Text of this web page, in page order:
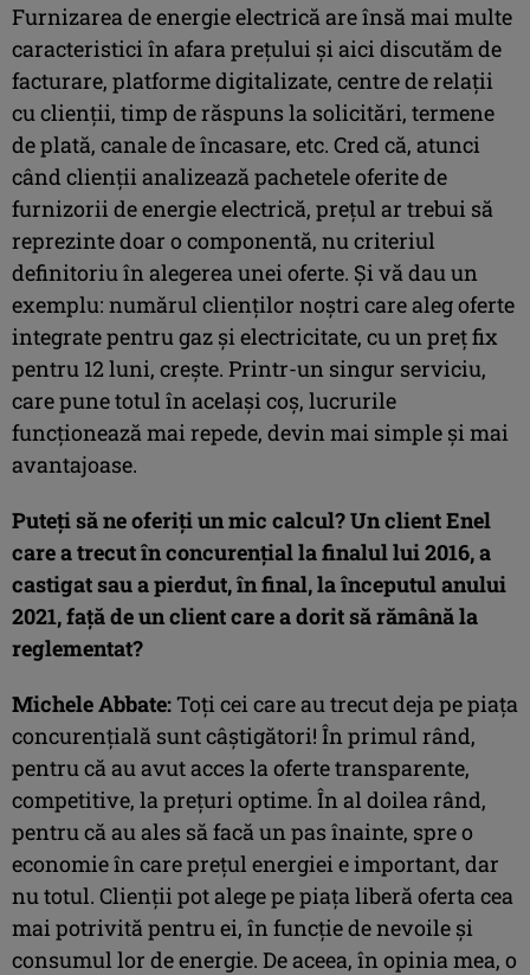
Furnizarea de energie electrică are însă mai multe
caracteristici în afara prețului și aici discutăm de
facturare, platforme digitalizate, centre de relații
cu clienții, timp de răspuns la solicitări, termene
de plată, canale de încasare, etc. Cred că, atunci
când clienții analizează pachetele oferite de
furnizorii de energie electrică, prețul ar trebui să
reprezinte doar o componentă, nu criteriul
definitoriu în alegerea unei oferte. Și vă dau un
exemplu: numărul clienților noștri care aleg oferte
integrate pentru gaz și electricitate, cu un preț fix
pentru 12 luni, crește. Printr-un singur serviciu,
care pune totul în același coș, lucrurile
funcționează mai repede, devin mai simple și mai
avantajoase.
Puteți să ne oferiți un mic calcul? Un client Enel
care a trecut în concurențial la finalul lui 2016, a
castigat sau a pierdut, în final, la începutul anului
2021, față de un client care a dorit să rămână la
reglementat?
Michele Abbate: Toți cei care au trecut deja pe piața
concurențială sunt câștigători! În primul rând,
pentru că au avut acces la oferte transparente,
competitive, la prețuri optime. În al doilea rând,
pentru că au ales să facă un pas înainte, spre o
economie în care prețul energiei e important, dar
nu totul. Clienții pot alege pe piața liberă oferta cea
mai potrivită pentru ei, în funcție de nevoile și
consumul lor de energie. De aceea, în opinia mea, o